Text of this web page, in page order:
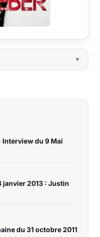
du 9 Mai
2013 : Justin
du 31 octobre 2011